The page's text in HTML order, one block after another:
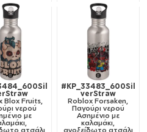
Blox Fruits,
νερού
με
ατσάλι
#KP_33483_600Sil
verStraw
Roblox Forsaken,
Παγούρι νερού
Ασημένιο με
καλαμάκι,
ανοξείδωτο ατσάλι